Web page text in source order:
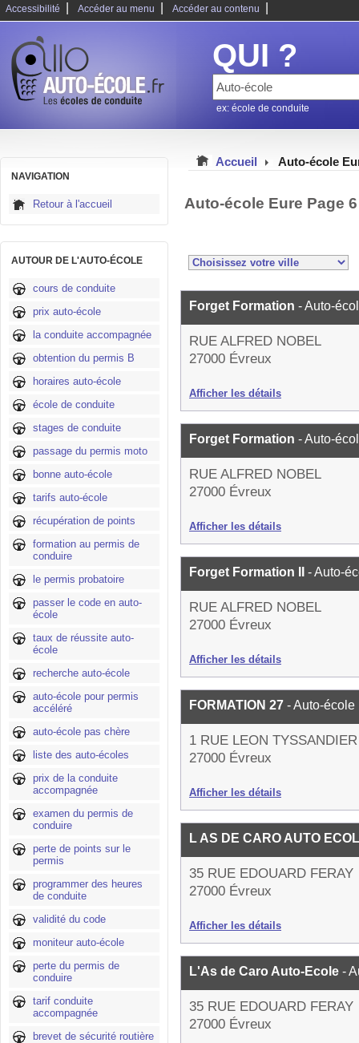
Accessibilité Accéder au menu Accéder au contenu
QUI ?
ex: école de conduite
NAVIGATION
Retour à l'accueil
AUTOUR DE L'AUTO-ÉCOLE
cours de conduite
prix auto-école
la conduite accompagnée
obtention du permis B
horaires auto-école
école de conduite
stages de conduite
passage du permis moto
bonne auto-école
tarifs auto-école
récupération de points
formation au permis de
conduire
le permis probatoire
passer le code en auto-
école
taux de réussite auto-
école
recherche auto-école
auto-école pour permis
accéléré
auto-école pas chère
liste des auto-écoles
prix de la conduite
accompagnée
examen du permis de
conduire
perte de points sur le
permis
programmer des heures
de conduite
validité du code
moniteur auto-école
perte du permis de
conduire
tarif conduite
accompagnée
brevet de sécurité routière
Accueil Auto-école
Auto-école Eure Page 6
Forget Formation - Auto-
RUE ALFRED NOBEL
27000 Évreux
Afficher les détails
Forget Formation - Auto-
RUE ALFRED NOBEL
27000 Évreux
Afficher les détails
Forget Formation II - Auto-
RUE ALFRED NOBEL
27000 Évreux
Afficher les détails
FORMATION 27 - Auto-école
1 RUE LEON TYSSANDIER
27000 Évreux
Afficher les détails
L AS DE CARO AUTO
35 RUE EDOUARD FERAY
27000 Évreux
Afficher les détails
L'As de Caro Auto-Ecole -
35 RUE EDOUARD FERAY
27000 Évreux